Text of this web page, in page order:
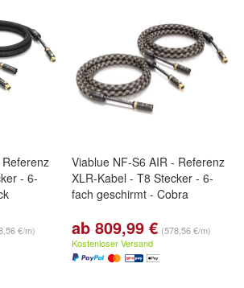
- 6-
€/m)
Viablue NF-S6 AIR - Referenz
XLR-Kabel - T8 Stecker - 6-
fach geschirmt - Cobra
ab 809,99 € (578,56 €/m)
Kostenloser Versand